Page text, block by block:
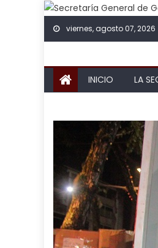
Skip to content
viernes, agosto 07, 2026
INICIO LA